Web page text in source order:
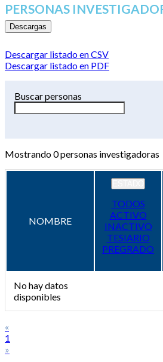
PERSONAS
Descargas
Descargar listado en CSV
Descargar listado en PDF
Buscar personas
Mostrando0personas investigadoras
NOMBRE
TODOS
ACTIVO
INACTIVO
TESIARIO
PREGRADO
No hay datos
disponibles
«
1
»